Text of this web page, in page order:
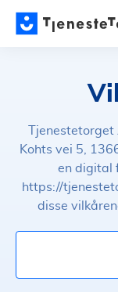
Kohts vei 5,
en digital
https://
disse